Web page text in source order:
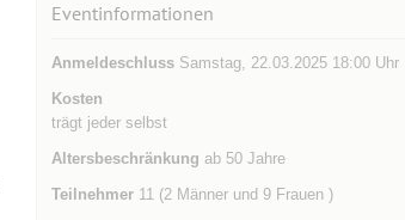
Eventinformationen
AnmeldeschlussSamstag, 22.03.2025 18:00 Uhr
Kosten
trägt jeder selbst
Altersbeschränkung ab 50 Jahre
Teilnehmer11 (2 Männer und 9 Frauen )